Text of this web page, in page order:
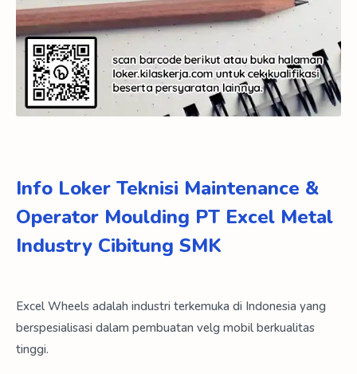
Info Loker Teknisi Maintenance &
Operator Moulding PT Excel Metal
Industry Cibitung SMK
Excel Wheels adalah industri terkemuka di Indonesia yang
berspesialisasi dalam pembuatan velg mobil berkualitas
tinggi.